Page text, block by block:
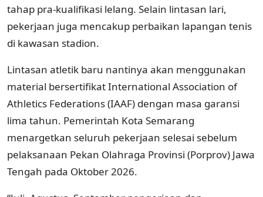
tahap pra-kualifikasi lelang. Selain lintasan lari,
pekerjaan juga mencakup perbaikan lapangan tenis
di kawasan stadion.
Lintasan atletik baru nantinya akan menggunakan
material bersertifikat International Association of
Athletics Federations (IAAF) dengan masa garansi
lima tahun. Pemerintah Kota Semarang
menargetkan seluruh pekerjaan selesai sebelum
pelaksanaan Pekan Olahraga Provinsi (Porprov) Jawa
Tengah pada Oktober 2026.